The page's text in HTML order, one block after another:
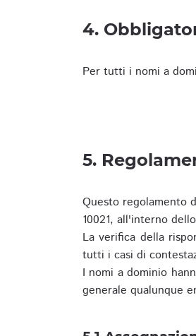
4.
Per tutti i nomi a
5.
Questo regolamento
10021, all'interno
La verifica della
tutti i casi di
I nomi a dominio
generale qualunque